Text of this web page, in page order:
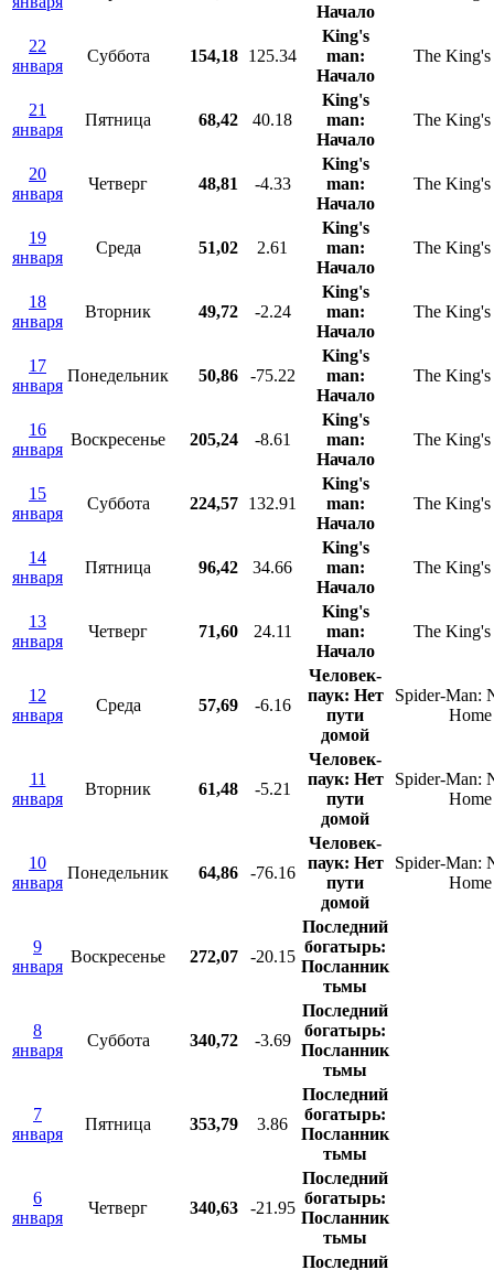
Начало
22
января
Суббота 154,18 125.34
King's
man:
Начало
The King's
21
января
Пятница 68,42 40.18
King's
man:
Начало
The King's
20
января
Четверг 48,81 -4.33
King's
man:
Начало
The King's
19
января
Среда 51,02 2.61
King's
man:
Начало
The King's
18
января
Вторник 49,72 -2.24
King's
man:
Начало
The King's
17
января
Понедельник 50,86 -75.22
King's
man:
Начало
The King's
16
января
Воскресенье 205,24 -8.61
King's
man:
Начало
The King's
15
января
Суббота 224,57 132.91
King's
man:
Начало
The King's
14
января
Пятница 96,42 34.66
King's
man:
Начало
The King's
13
января
Четверг 71,60 24.11
King's
man:
Начало
The King's
12
января
Среда 57,69 -6.16
Человек-
паук: Нет
пути
домой
Spider-Man:
Home
11
января
Вторник 61,48 -5.21
Человек-
паук: Нет
пути
домой
Spider-Man:
Home
10
января
Понедельник 64,86 -76.16
Человек-
паук: Нет
пути
домой
Spider-Man:
Home
9
января
Воскресенье 272,07 -20.15
Последний
богатырь:
Посланник
тьмы
8
января
Суббота 340,72 -3.69
Последний
богатырь:
Посланник
тьмы
7
января
Пятница 353,79 3.86
Последний
богатырь:
Посланник
тьмы
6
января
Четверг 340,63 -21.95
Последний
богатырь:
Посланник
тьмы
Последний